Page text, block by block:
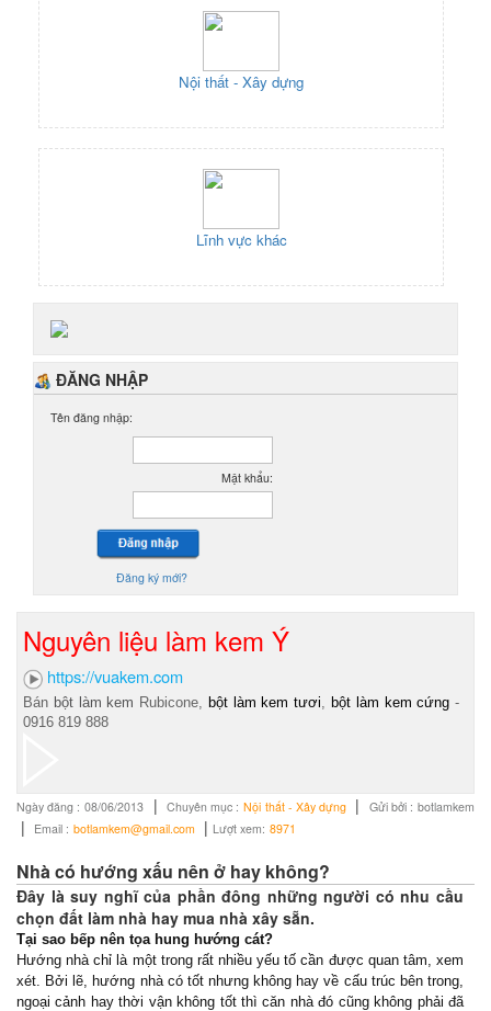
Nội thất - Xây dựng
Lĩnh vực khác
ĐĂNG NHẬP
Tên đăng nhập:
Mật khẩu:
Đăng ký mới?
Nguyên liệu làm kem Ý
https://vuakem.com
Bán bột làm kem Rubicone, bột làm kem tươi bột làm kem cứng -
0916 819 888
Ngày đăng : 08/06/2013 |Chuyên mục : Nội thất - Xây dựng | Gửi bởi : botlamkem
| Email : botlamkem@gmail.com | Lượt xem: 8971
Nhà có hướng xấu nên ở hay không?
Đây là suy nghĩ của phần đông những người có nhu cầu
chọn đất làm nhà hay mua nhà xây sẵn.
Tại sao bếp nên tọa hung hướng cát?
Hướng nhà chỉ là một trong rất nhiều yếu tố cần được quan tâm, xem
xét. Bởi lẽ, hướng nhà có tốt nhưng không hay về cấu trúc bên trong,
ngoại cảnh hay thời vận không tốt thì căn nhà đó cũng không phải đã